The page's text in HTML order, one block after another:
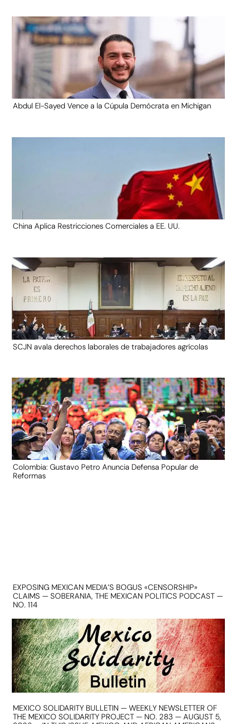
Abdul El-Sayed Vence a la Cúpula Demócrata en Michigan
China Aplica Restricciones Comerciales a EE. UU.
SCJN avala derechos laborales de trabajadores agrícolas
Colombia: Gustavo Petro Anuncia Defensa Popular de
Reformas
EXPOSING MEXICAN MEDIA’S BOGUS «CENSORSHIP»
CLAIMS — SOBERANIA, THE MEXICAN POLITICS PODCAST —
NO. 114
MEXICO SOLIDARITY BULLETIN — WEEKLY NEWSLETTER OF
THE MEXICO SOLIDARITY PROJECT — NO. 283 — AUGUST 5,